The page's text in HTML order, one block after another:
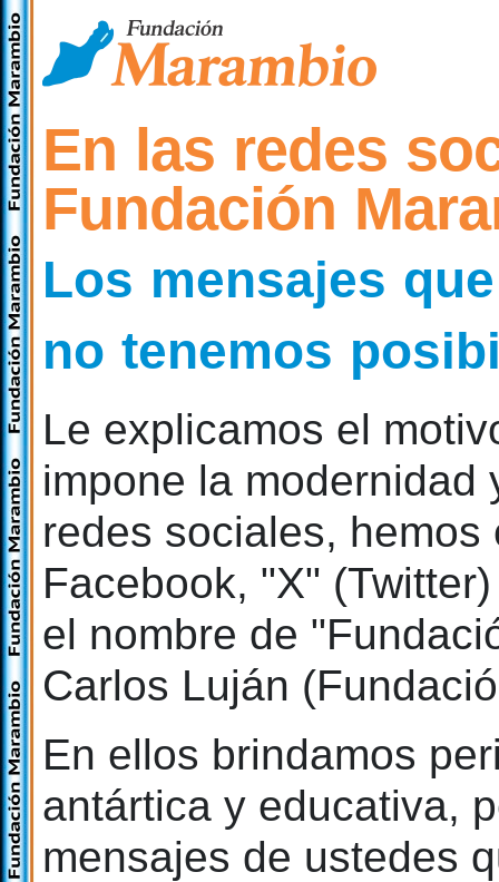
En las redes
Fundación
Los mensajes
no tenemos
Le explicamos el
impone la modernidad
redes sociales,
Facebook, "X"
el nombre de
Carlos Luján
En ellos brindamos
antártica y educativa,
mensajes de ustedes